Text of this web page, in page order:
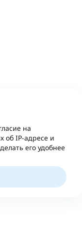
на
об IP-адресе и
его удобнее